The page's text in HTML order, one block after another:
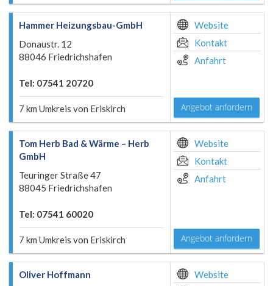
Hammer Heizungsbau-GmbH
Donaustr. 12
88046 Friedrichshafen
Tel: 07541 20720
7 km Umkreis von Eriskirch
Website
Kontakt
Anfahrt
Angebot anfordern
Tom Herb Bad & Wärme – Herb
GmbH
Teuringer Straße 47
88045 Friedrichshafen
Tel: 07541 60020
7 km Umkreis von Eriskirch
Website
Kontakt
Anfahrt
Angebot anfordern
Oliver Hoffmann
Website